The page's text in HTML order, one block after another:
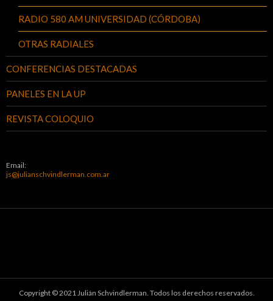
RADIO 580 AM UNIVERSIDAD (CÓRDOBA)
OTRAS RADIALES
CONFERENCIAS DESTACADAS
PANELES EN LA UP
REVISTA COLOQUIO
Email:
js@julianschvindlerman.com.ar
Copyright © 2021 Julián Schvindlerman. Todos los derechos reservados.